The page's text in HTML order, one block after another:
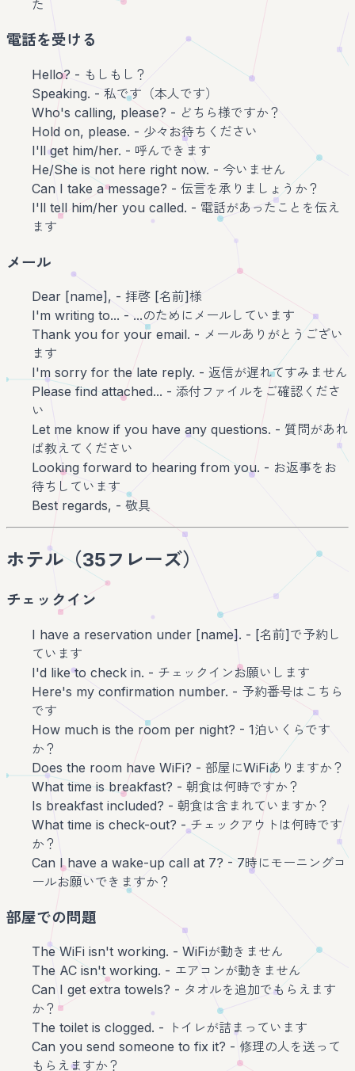
た
電話を受ける
Hello? - もしもし？
Speaking. - 私です（本人です）
Who's calling, please? - どちら様ですか？
Hold on, please. - 少々お待ちください
I'll get him/her. - 呼んできます
He/She is not here right now. - 今いません
Can I take a message? - 伝言を承りましょうか？
I'll tell him/her you called. - 電話があったことを伝え
ます
メール
Dear [name], - 拝啓 [名前]様
I'm writing to... - ...のためにメールしています
Thank you for your email. - メールありがとうござい
ます
I'm sorry for the late reply. - 返信が遅れてすみません
Please find attached... - 添付ファイルをご確認くださ
い
Let me know if you have any questions. - 質問があれ
ば教えてください
Looking forward to hearing from you. - お返事をお
待ちしています
Best regards, - 敬具
ホテル（35フレーズ）
チェックイン
I have a reservation under [name]. - [名前]で予約し
ています
I'd like to check in. - チェックインお願いします
Here's my confirmation number. - 予約番号はこちら
です
How much is the room per night? - 1泊いくらです
か？
Does the room have WiFi? - 部屋にWiFiありますか？
What time is breakfast? - 朝食は何時ですか？
Is breakfast included? - 朝食は含まれていますか？
What time is check-out? - チェックアウトは何時です
か？
Can I have a wake-up call at 7? - 7時にモーニングコ
ールお願いできますか？
部屋での問題
The WiFi isn't working. - WiFiが動きません
The AC isn't working. - エアコンが動きません
Can I get extra towels? - タオルを追加でもらえます
か？
The toilet is clogged. - トイレが詰まっています
Can you send someone to fix it? - 修理の人を送って
もらえますか？